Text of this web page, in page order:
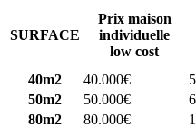
SURFACE
Prix maison
individuelle
low cost
40m2
40.000€
50m2
50.000€
80m2
80.000€